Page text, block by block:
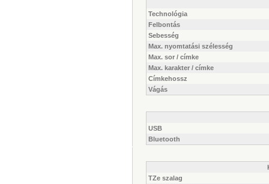
Technológia
Felbontás
Sebesség
Max. nyomtatási szélesség
Max. sor / címke
Max. karakter / címke
Címkehossz
Vágás
USB
Bluetooth
TZe szalag